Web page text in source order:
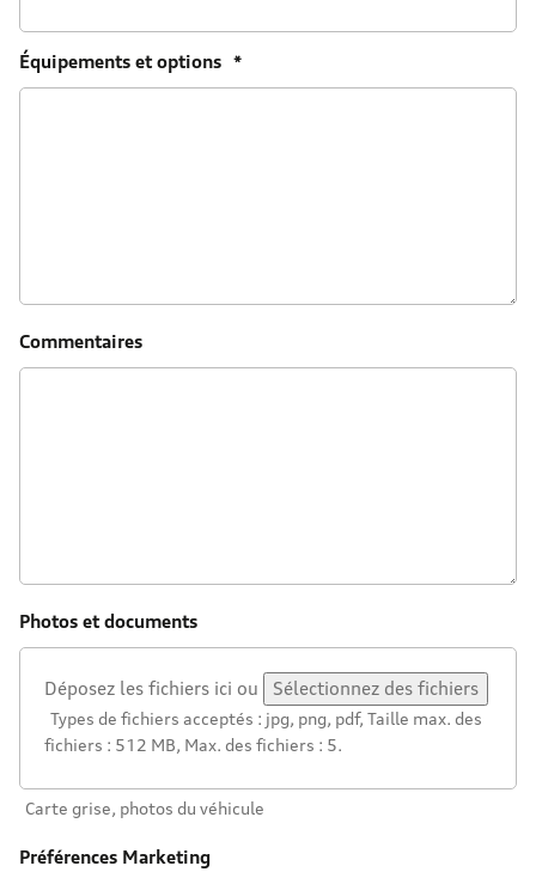
Équipements et options *
Commentaires
Photos et documents
Déposez les fichiers ici ou Sélectionnez des fichiers
Types de fichiers acceptés : jpg, png, pdf, Taille max. des
fichiers : 512 MB, Max. des fichiers : 5.
Carte grise, photos du véhicule
Préférences Marketing